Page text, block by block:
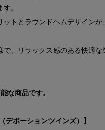
。
ットとラウンドヘムデザインが
で、リラックス感のある快適
な商品です。
デボーションツインズ）】